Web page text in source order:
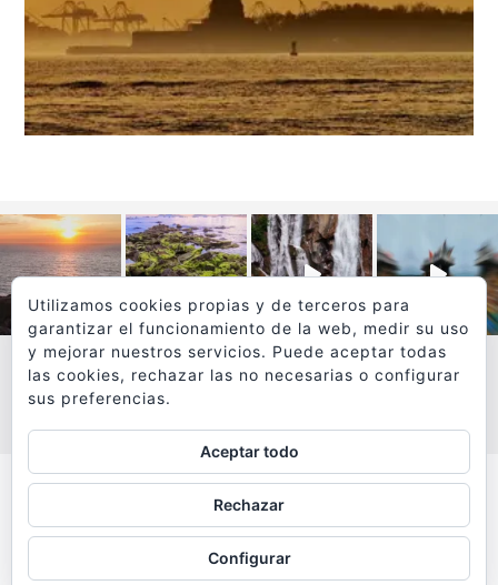
VER MÁS
Todos los textos y fotografías de
www.viajesyfotografia.comson propiedad de su autor
y están protegidos por © Copyright
Utilizamos cookies propias y de terceros para
garantizar el funcionamiento de la web, medir su uso
y mejorar nuestros servicios. Puede aceptar todas
las cookies, rechazar las no necesarias o configurar
sus preferencias.
Aceptar todo
Rechazar
Configurar